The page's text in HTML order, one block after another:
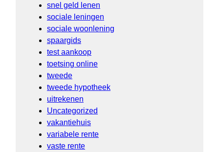
snel geld lenen
sociale leningen
sociale woonlening
spaargids
test aankoop
toetsing online
tweede
tweede hypotheek
uitrekenen
Uncategorized
vakantiehuis
variabele rente
vaste rente